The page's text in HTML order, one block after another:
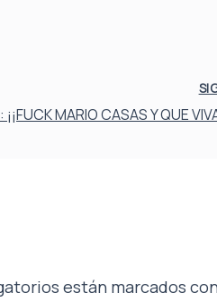
MARIO CASAS Y QUE
están marcados con